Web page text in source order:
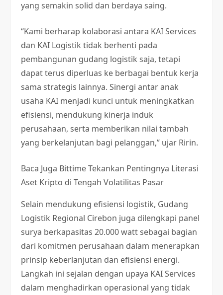
yang semakin solid dan berdaya saing.
“Kami berharap kolaborasi antara KAI Services
dan KAI Logistik tidak berhenti pada
pembangunan gudang logistik saja, tetapi
dapat terus diperluas ke berbagai bentuk kerja
sama strategis lainnya. Sinergi antar anak
usaha KAI menjadi kunci untuk meningkatkan
efisiensi, mendukung kinerja induk
perusahaan, serta memberikan nilai tambah
yang berkelanjutan bagi pelanggan,” ujar Ririn.
Baca Juga Bittime Tekankan Pentingnya Literasi
Aset Kripto di Tengah Volatilitas Pasar
Selain mendukung efisiensi logistik, Gudang
Logistik Regional Cirebon juga dilengkapi panel
surya berkapasitas 20.000 watt sebagai bagian
dari komitmen perusahaan dalam menerapkan
prinsip keberlanjutan dan efisiensi energi.
Langkah ini sejalan dengan upaya KAI Services
dalam menghadirkan operasional yang tidak